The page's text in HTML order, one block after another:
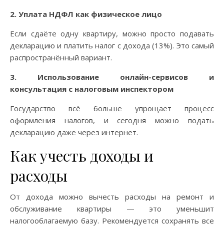
2. Уплата НДФЛ как физическое лицо
Если сдаёте одну квартиру, можно просто подавать
декларацию и платить налог с дохода (13%). Это самый
распространённый вариант.
3. Использование онлайн-сервисов и
консультация с налоговым инспектором
Государство всё больше упрощает процесс
оформления налогов, и сегодня можно подать
декларацию даже через интернет.
Как учесть доходы и
расходы
От дохода можно вычесть расходы на ремонт и
обслуживание квартиры — это уменьшит
налогооблагаемую базу. Рекомендуется сохранять все